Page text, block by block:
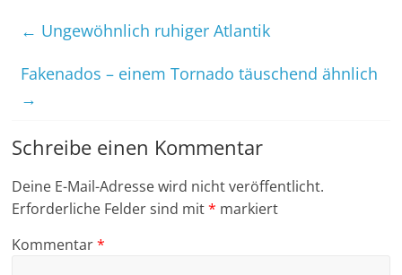
← Ungewöhnlich ruhiger Atlantik
Fakenados – einem Tornado täuschend ähnlich
→
Schreibe einen Kommentar
Deine E-Mail-Adresse wird nicht veröffentlicht.
Erforderliche Felder sind mit* markiert
Kommentar*